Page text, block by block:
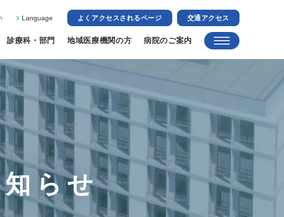
Language よくアクセスされるページ 交通アクセス
診療科・部門 地域医療機関の方 病院のご案内
らせ